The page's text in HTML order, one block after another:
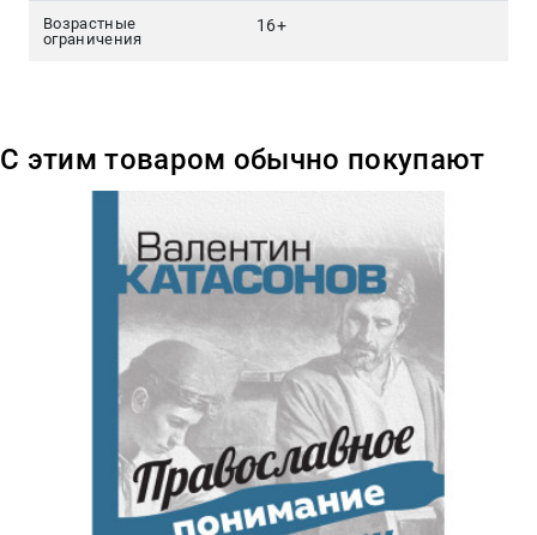
Возрастные
ограничения
16+
С этим товаром обычно покупают